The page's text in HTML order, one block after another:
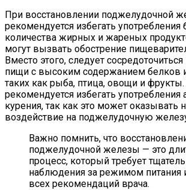
При восстановлении поджелудочной
рекомендуется избегать
количества жирных и жареных
могут вызвать обострение
Вместо этого, следует
пищи с высоким содержанием белков
таких как рыба, птица, овощи и
рекомендуется избегать употребления
курения, так как это может оказывать
воздействие на поджелудочную
Важно помнить, что
поджелудочной железы — это
процесс, который требует
наблюдения за режимом питания
всех рекомендаций врача.